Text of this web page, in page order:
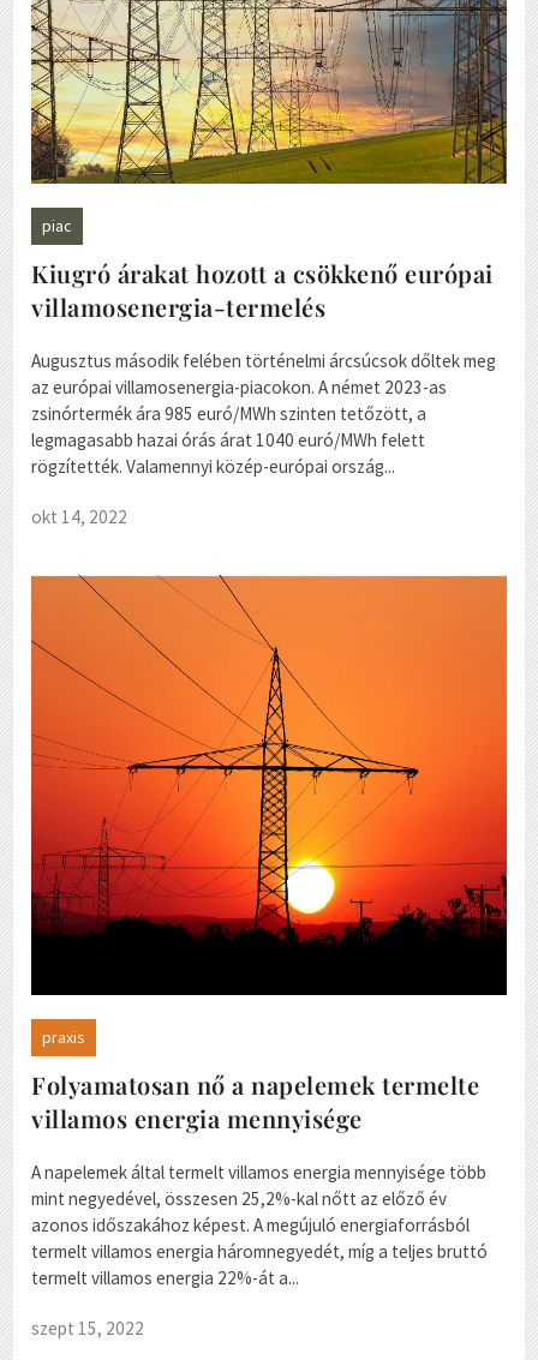
piac
Kiugró árakat hozott a csökkenő európai
villamosenergia-termelés
Augusztus második felében történelmi árcsúcsok dőltek meg
az európai villamosenergia-piacokon. A német 2023-as
zsinórtermék ára 985 euró/MWh szinten tetőzött, a
legmagasabb hazai órás árat 1040 euró/MWh felett
rögzítették. Valamennyi közép-európai ország...
okt 14, 2022
praxis
Folyamatosan nő a napelemek termelte
villamos energia mennyisége
A napelemek által termelt villamos energia mennyisége több
mint negyedével, összesen 25,2%-kal nőtt az előző év
azonos időszakához képest. A megújuló energiaforrásból
termelt villamos energia háromnegyedét, míg a teljes bruttó
termelt villamos energia 22%-át a...
szept 15, 2022